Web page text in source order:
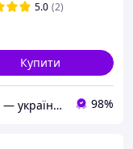
5.0 (2)
Купити
DavLu — українське швейне виробництво дитячого текстилю та аксесуарів 98%